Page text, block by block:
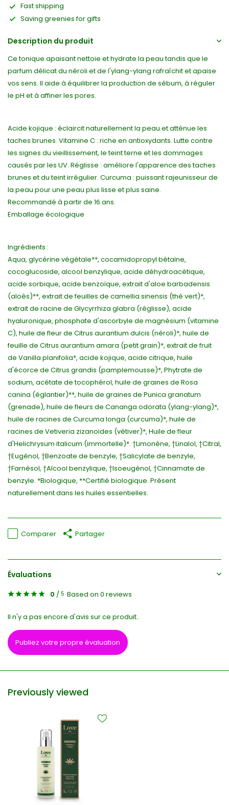
Fast shipping
Saving greenies for gifts
Description du produit
Ce tonique apaisant nettoie et hydrate la peau tandis que le
parfum délicat du néroli et de l'ylang-ylang rafraîchit et apaise
vos sens. Il aide à équilibrer la production de sébum, à réguler
le pH et à affiner les pores.
Acide kojique : éclaircit naturellement la peau et atténue les
taches brunes. Vitamine C : riche en antioxydants. Lutte contre
les signes du vieillissement, le teint terne et les dommages
causés par les UV. Réglisse : améliore l'apparence des taches
brunes et du teint irrégulier. Curcuma : puissant rajeunisseur de
la peau pour une peau plus lisse et plus saine.
Recommandé à partir de 16 ans.
Emballage écologique
Ingrédients :
Aqua, glycérine végétale**, cocamidopropyl bétaïne,
cocoglucoside, alcool benzylique, acide déhydroacétique,
acide sorbique, acide benzoïque, extrait d'aloe barbadensis
(aloès)**, extrait de feuilles de camellia sinensis (thé vert)*,
extrait de racine de Glycyrrhiza glabra (réglisse), acide
hyaluronique, phosphate d'ascorbyle de magnésium (vitamine
C), huile de fleur de Citrus aurantium dulcis (néroli)*, huile de
feuille de Citrus aurantium amara (petit grain)*, extrait de fruit
de Vanilla planifolia*, acide kojique, acide citrique, huile
d'écorce de Citrus grandis (pamplemousse)*, Phytrate de
sodium, acétate de tocophérol, huile de graines de Rosa
canina (églantier)**, huile de graines de Punica granatum
(grenade), huile de fleurs de Cananga odorata (ylang-ylang)*,
huile de racines de Curcuma longa (curcuma)*, huile de
racines de Vetiveria zizanoides (vétiver)*, Huile de fleur
d'Helichrysum italicum (immortelle)*. †Limonène, †Linalol, †Citral,
†Eugénol, †Benzoate de benzyle, †Salicylate de benzyle,
†Farnésol, †Alcool benzylique, †Isoeugénol, †Cinnamate de
benzyle. *Biologique, **Certifié biologique. Présent
naturellement dans les huiles essentielles.
Comparer Partager
Évaluations
0 / 5 Based on 0 reviews
Il n'y a pas encore d'avis sur ce produit..
Publiez votre propre évaluation
Previously viewed